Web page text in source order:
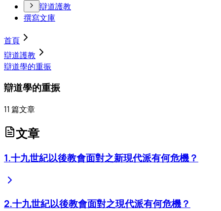
辯道護教
撰寫文庫
首頁
辯道護教
辯道學的重振
辯道學的重振
11 篇文章
文章
1.十九世紀以後教會面對之新現代派有何危機？
2.十九世紀以後教會面對之現代派有何危機？